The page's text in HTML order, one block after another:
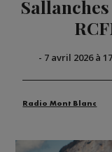
- 7 avril 2026 à
Radio Mont Blanc